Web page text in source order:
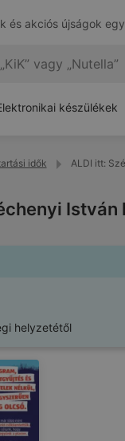
és akciós újságok
készülékek
idők ALDI itt:
helyzetétől